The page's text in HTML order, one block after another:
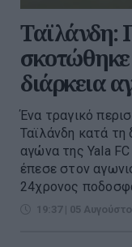
Ταϊλάνδη:
διάρκεια
Ένα τραγικό
Ταϊλάνδη κατά τη
αγώνα της Yala
έπεσε στον
24χρονος
19:37 | 05